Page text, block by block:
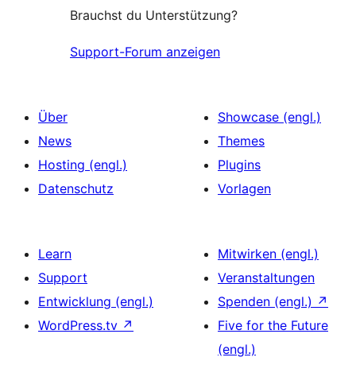
Brauchst du Unterstützung?
Support-Forum anzeigen
Über
News
Hosting (engl.)
Datenschutz
Showcase (engl.)
Themes
Plugins
Vorlagen
Learn
Support
Entwicklung (engl.)
WordPress.tv ↗
Mitwirken (engl.)
Veranstaltungen
Spenden (engl.) ↗
Five for the Future
(engl.)